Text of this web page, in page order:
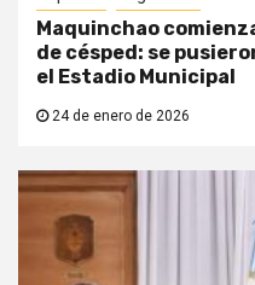
Maquinchao
de césped: se
el Estadio Municipal
24 de enero de 2026